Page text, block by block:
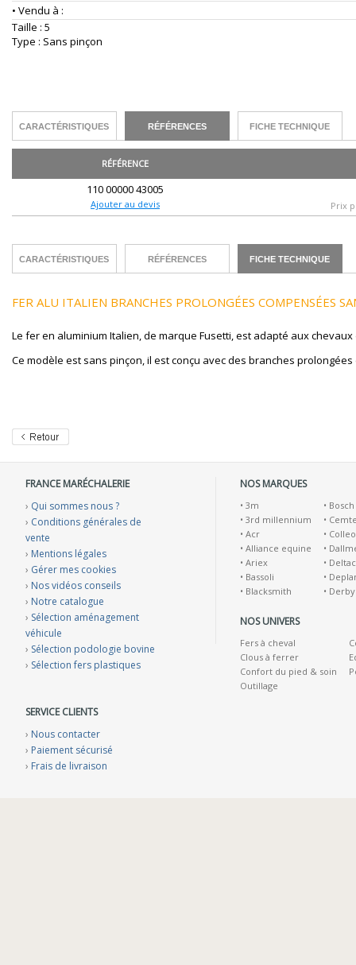
• Vendu à :
Taille : 5
Type : Sans pinçon
CARACTÉRISTIQUES RÉFÉRENCES FICHE TECHNIQUE
RÉFÉRENCE
110 00000 43005
Ajouter au devis Prix
CARACTÉRISTIQUES RÉFÉRENCES FICHE TECHNIQUE
FER ALU ITALIEN BRANCHES PROLONGÉES COMPENSÉES
Le fer en aluminium Italien, de marque Fusetti, est adapté aux chevaux
Ce modèle est sans pinçon, il est conçu avec des branches
FRANCE MARÉCHALERIE
› Qui sommes nous ?
› Conditions générales de
vente
› Mentions légales
› Gérer mes cookies
› Nos vidéos conseils
› Notre catalogue
› Sélection aménagement
véhicule
› Sélection podologie bovine
› Sélection fers plastiques
SERVICE CLIENTS
› Nous contacter
› Paiement sécurisé
› Frais de livraison
NOS MARQUES
• 3m
• 3rd millennium
• Acr
• Alliance equine
• Ariex
• Bassoli
• Blacksmith
• Bosch
•
•
•
•
•
• Derby
NOS UNIVERS
Fers à cheval
Clous à ferrer
Confort du pied & soin
Outillage